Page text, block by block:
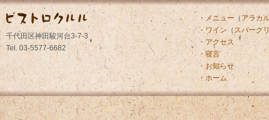
千代田区神田駿河台3-7-3
Tel. 03-5577-6682
・メニュー（ アラカ
・ワイン （スパーク
・アクセス
・寝言
・お知らせ
・ホーム